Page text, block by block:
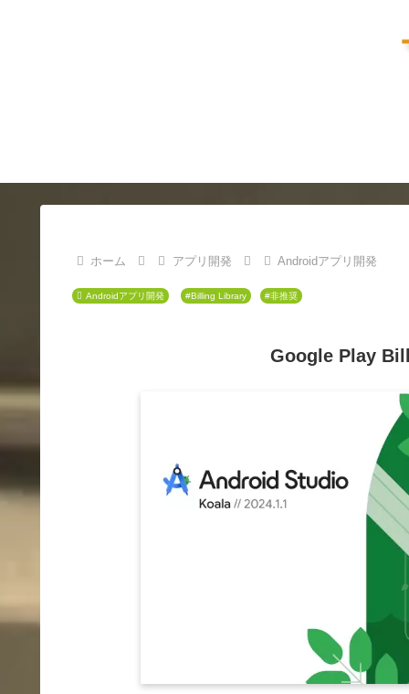
ホーム アプリ開発 Androidアプリ開発
Androidアプリ開発 #Billing Library #非推奨
Google Play